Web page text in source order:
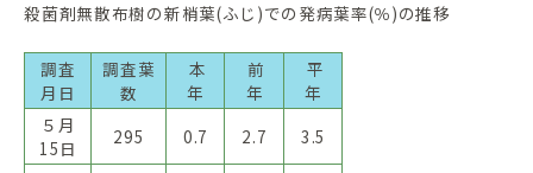
殺菌剤無散布樹の新梢葉(ふじ)での発病葉率(％)の推移
調査
月日
調査葉
数
本
年
前
年
平
年
５月
15日
295 0.7 2.7
3.5